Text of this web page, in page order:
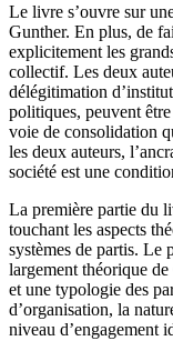
Le livre s’ouvre sur
Gunther. En plus, de
explicitement les
collectif. Les deux
délégitimation
politiques, peuvent
voie de consolidation
les deux auteurs,
société est une
La première partie du
touchant les aspects
systèmes de partis. Le
largement théorique
et une typologie des
d’organisation, la
niveau d’engagement